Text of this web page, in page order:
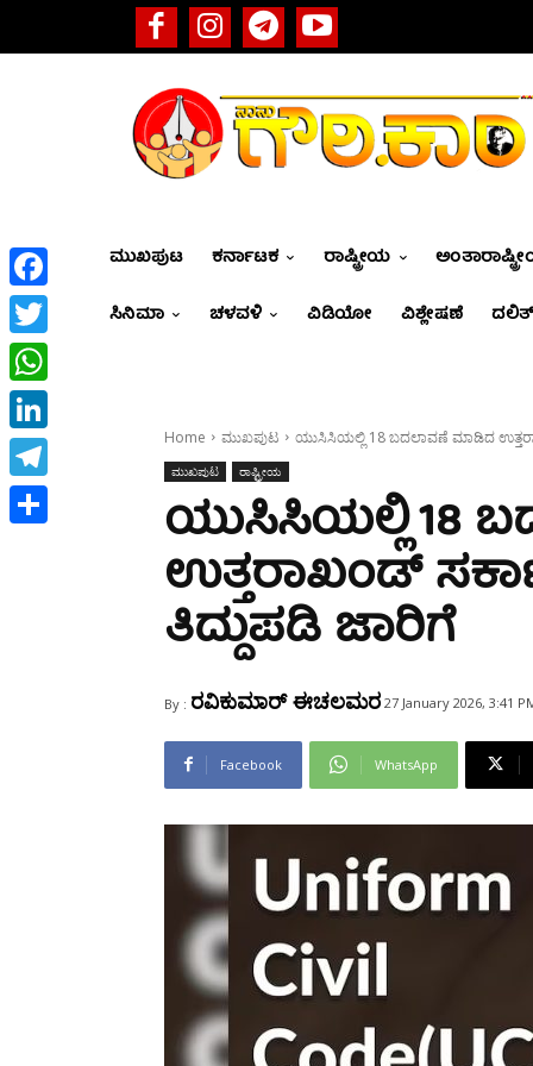
ಮುಖಪುಟ ಕರ್ನಾಟಕ ರಾಷ್ಟ್ರೀಯ
ಸಿನಿಮಾ
ಚಳವಳಿ ವಿಡಿಯೋ ವಿಶ್ಲೇಷಣೆ ದಲಿತ್
Home ಮುಖಪುಟ ಯುಸಿಸಿಯಲ್ಲಿ 18 ಬದಲಾವಣೆ ಮಾಡಿದ
ಮುಖಪುಟ ರಾಷ್ಟ್ರೀಯ
ಯುಸಿಸಿಯಲ್ಲಿ 18
ಉತ್ತರಾಖಂಡ್
ತಿದ್ದುಪಡಿ ಜಾರಿಗೆ
By : ರವಿಕುಮಾರ್ ಈಚಲಮರ 27 January 2026, 3:41
Facebook WhatsApp
Facebook
Twitter
WhatsApp
LinkedIn
Telegram